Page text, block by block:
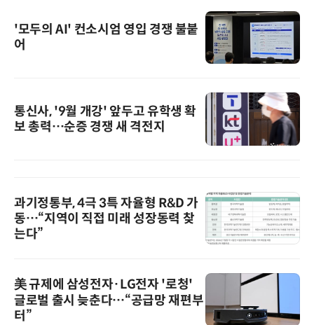
'모두의 AI' 컨소시엄 영입 경쟁 불붙
어
통신사, '9월 개강' 앞두고 유학생 확
보 총력…순증 경쟁 새 격전지
과기정통부, 4극 3특 자율형 R&D 가
동…“지역이 직접 미래 성장동력 찾
는다”
美 규제에 삼성전자·LG전자 '로청'
글로벌 출시 늦춘다…“공급망 재편부
터”